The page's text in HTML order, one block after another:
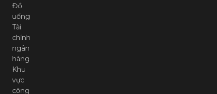
Đồ
uống
Tài
chính
ngân
hàng
Khu
vực
công